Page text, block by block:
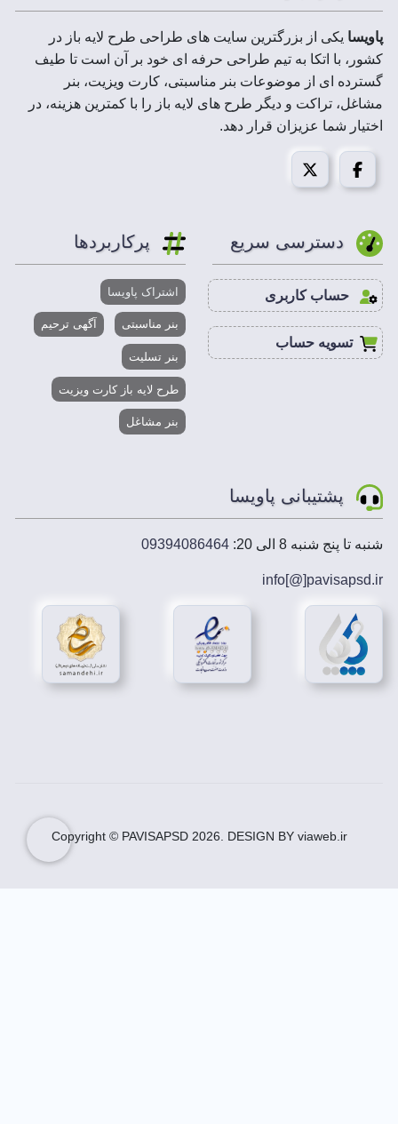
پاویسا یکی از بزرگترین سایت های طراحی طرح لایه باز در
کشور، با اتکا به تیم طراحی حرفه ای خود بر آن است تا طیف
گسترده ای از موضوعات بنر مناسبتی، کارت ویزیت، بنر
مشاغل، تراکت و دیگر طرح های لایه باز را با کمترین هزینه، در
اختیار شما عزیزان قرار دهد.
دسترسی سریع
حساب کاربری
تسویه حساب
پرکاربردها
اشتراک پاویسا
بنر مناسبتی آگهی ترحیم
بنر تسلیت
طرح لایه باز کارت ویزیت
بنر مشاغل
پشتیبانی پاویسا
شنبه تا پنج شنبه 8 الی 20: 09394086464
info[@]pavisapsd.ir
Copyright © PAVISAPSD 2026 . DESIGN BY viaweb.ir